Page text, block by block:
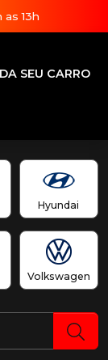
as 13h
SEU CARRO
Hyundai
Volkswagen